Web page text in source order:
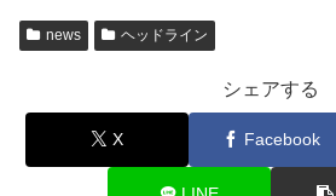
news ヘッドライン
シェアする
X Facebook